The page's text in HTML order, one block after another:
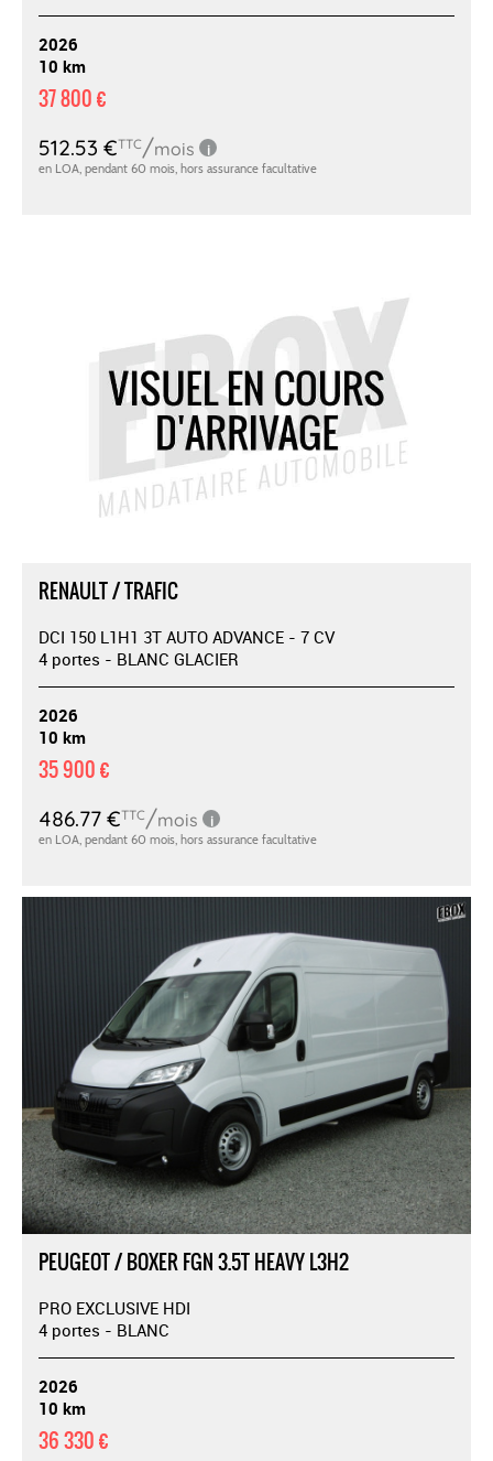
2026
10 km
37 800 €
RENAULT / TRAFIC
DCI 150 L1H1 3T AUTO ADVANCE - 7 CV
4 portes - BLANC GLACIER
2026
10 km
35 900 €
PEUGEOT / BOXER FGN 3.5T HEAVY L3H2
PRO EXCLUSIVE HDI
4 portes - BLANC
2026
10 km
36 330 €